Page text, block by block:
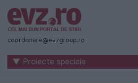
Știri
naționale
internaționale
coordonare@evzgroup.ro
▼ Proiecte speciale